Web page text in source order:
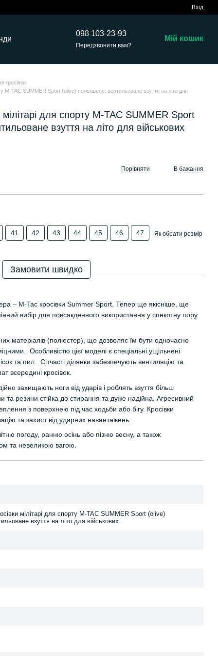
Вхід
098 103-23-93
Передзвонити вам?
Мій кошик
кросівки
M-TAC SUMMER Sport (olive) полегшене, вентильоване взуття на літо для
мілітарі для спорту M-TAC SUMMER Sport
взуття на літо для військових
Порівняти В бажання
41 42 43 44 45 46 47 Як обрати розмір
Замовити швидко
– M-Tac кросівки Summer Sport. Тепер ще якісніше, ще
вибір для повсякденного використання у спекотну пору
матеріалів (поліестер), що дозволяє їм бути одночасно
Особливістю цієї моделі є спеціальні ущільнені
та пил. Сітчасті ділянки забезпечують вентиляцію та
всередині кросівок.
захищають ноги від ударів і роблять взуття більш
та резини стійка до стирання та дуже надійна. Агресивний
з поверхнею під час ходьби або бігу. Кросівки
та захист від ударних навантажень.
погоду, ранню осінь або пізню весну, а також
та невеликою вагою.
мілітарі для спорту M-TAC SUMMER Sport (olive)
взуття на літо для військових